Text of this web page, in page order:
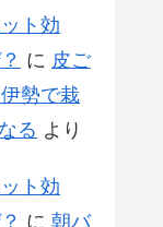
ト効
に 皮ご
勢で栽
る より
ト効
に 朝バ